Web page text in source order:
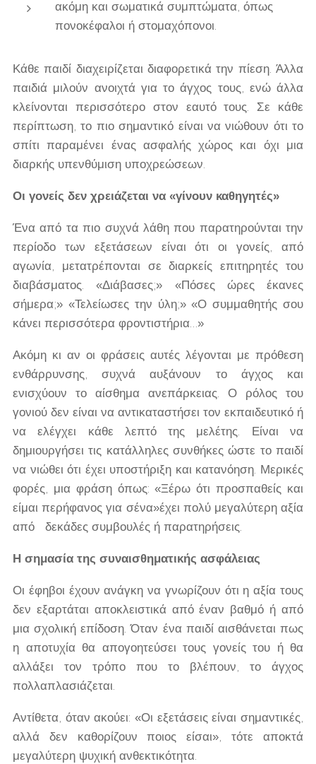
ακόμη και σωματικά συμπτώματα, όπως
πονοκέφαλοι ή στομαχόπονοι.
Κάθε παιδί διαχειρίζεται διαφορετικά την πίεση. Άλλα
παιδιά μιλούν ανοιχτά για το άγχος τους, ενώ άλλα
κλείνονται περισσότερο στον εαυτό τους. Σε κάθε
περίπτωση, το πιο σημαντικό είναι να νιώθουν ότι το
σπίτι παραμένει ένας ασφαλής χώρος και όχι μια
διαρκής υπενθύμιση υποχρεώσεων.
Οι γονείς δεν χρειάζεται να «γίνουν καθηγητές»
Ένα από τα πιο συχνά λάθη που παρατηρούνται την
περίοδο των εξετάσεων είναι ότι οι γονείς, από
αγωνία, μετατρέπονται σε διαρκείς επιτηρητές του
διαβάσματος. «Διάβασες;» «Πόσες ώρες έκανες
σήμερα;» «Τελείωσες την ύλη;» «Ο συμμαθητής σου
κάνει περισσότερα φροντιστήρια…»
Ακόμη κι αν οι φράσεις αυτές λέγονται με πρόθεση
ενθάρρυνσης, συχνά αυξάνουν το άγχος και
ενισχύουν το αίσθημα ανεπάρκειας. Ο ρόλος του
γονιού δεν είναι να αντικαταστήσει τον εκπαιδευτικό ή
να ελέγχει κάθε λεπτό της μελέτης. Είναι να
δημιουργήσει τις κατάλληλες συνθήκες ώστε το παιδί
να νιώθει ότι έχει υποστήριξη και κατανόηση. Μερικές
φορές, μια φράση όπως: «Ξέρω ότι προσπαθείς και
είμαι περήφανος για σένα»έχει πολύ μεγαλύτερη αξία
από δεκάδες συμβουλές ή παρατηρήσεις.
Η σημασία της συναισθηματικής ασφάλειας
Οι έφηβοι έχουν ανάγκη να γνωρίζουν ότι η αξία τους
δεν εξαρτάται αποκλειστικά από έναν βαθμό ή από
μια σχολική επίδοση. Όταν ένα παιδί αισθάνεται πως
η αποτυχία θα απογοητεύσει τους γονείς του ή θα
αλλάξει τον τρόπο που το βλέπουν, το άγχος
πολλαπλασιάζεται.
Αντίθετα, όταν ακούει: «Οι εξετάσεις είναι σημαντικές,
αλλά δεν καθορίζουν ποιος είσαι», τότε αποκτά
μεγαλύτερη ψυχική ανθεκτικότητα.